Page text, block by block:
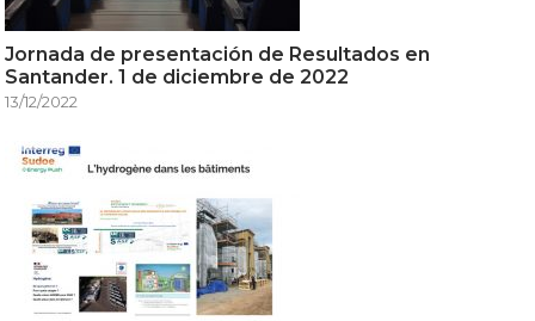
Jornada de presentación de Resultados en
Santander. 1 de diciembre de 2022
13/12/2022